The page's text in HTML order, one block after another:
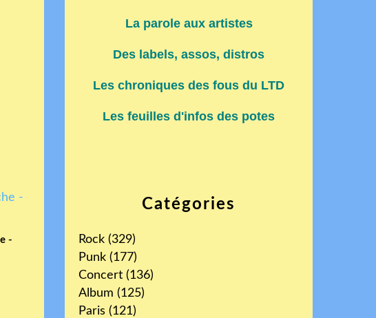
-
Catégories
Rock (329)
Punk (177)
Concert (136)
Album (125)
Paris (121)
La parole aux artistes
Des labels, assos, distros
Les chroniques des fous du LTD
Les feuilles d'infos des potes